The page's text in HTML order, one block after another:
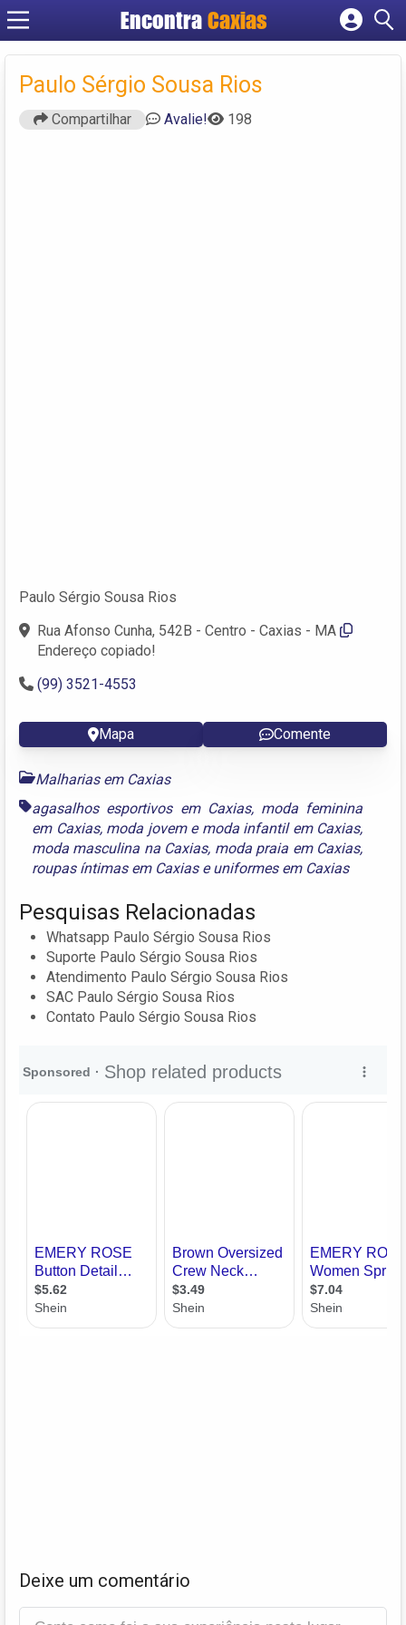
EncontraCaxias
Cadastrar empresa
Criar conta
Paulo Sérgio Sousa Rios
Compartilhar Avalie! 198
Paulo Sérgio Sousa Rios
Rua Afonso Cunha, 542B - Centro - Caxias - MA
Endereço copiado!
(99) 3521-4553
Mapa Comente
Malharias em Caxias
agasalhos esportivos em Caxias, moda feminina
em Caxias, moda jovem e moda infantil em Caxias,
moda masculina na Caxias, moda praia em Caxias,
roupas íntimas em Caxiaseuniformes em Caxias
Pesquisas Relacionadas
Whatsapp Paulo Sérgio Sousa Rios
Suporte Paulo Sérgio Sousa Rios
Atendimento Paulo Sérgio Sousa Rios
SAC Paulo Sérgio Sousa Rios
Contato Paulo Sérgio Sousa Rios
Deixe um comentário